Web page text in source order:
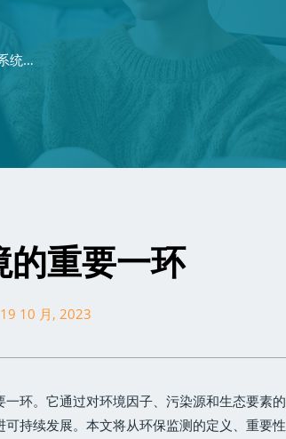
统…
的重要一环
19 10 月, 2023
环。它通过对环境因子、污染源和生态要素的
持续发展。本文将从环保监测的定义、重要性